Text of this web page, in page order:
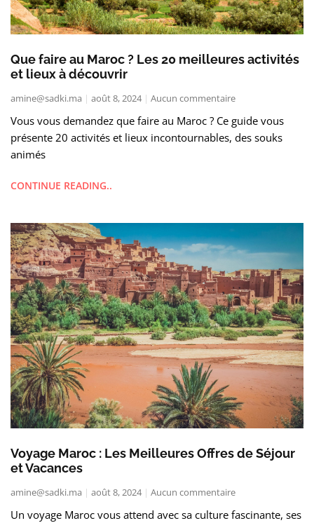
Que faire au Maroc ? Les 20 meilleures activités
et lieux à découvrir
amine@sadki.ma août 8, 2024 Aucun commentaire
Vous vous demandez que faire au Maroc ? Ce guide vous
présente 20 activités et lieux incontournables, des souks
animés
CONTINUE READING..
Voyage Maroc : Les Meilleures Offres de Séjour
et Vacances
amine@sadki.ma août 8, 2024 Aucun commentaire
Un voyage Maroc vous attend avec sa culture fascinante, ses